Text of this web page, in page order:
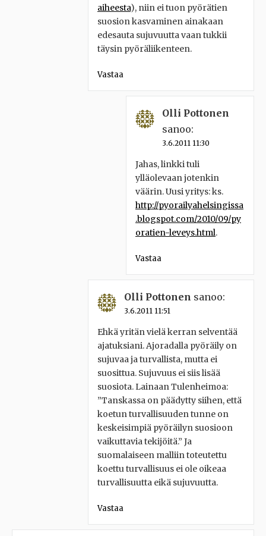
aiheesta), niin ei tuon pyörätien
suosion kasvaminen ainakaan
edesauta sujuvuutta vaan tukkii
täysin pyöräliikenteen.
Vastaa
Olli Pottonen
sanoo:
3.6.2011 11:30
Jahas, linkki tuli
ylläolevaan jotenkin
väärin. Uusi yritys: ks.
http://pyorailyahelsingissa
.blogspot.com/2010/09/py
oratien-leveys.html.
Vastaa
Olli Pottonen sanoo:
3.6.2011 11:51
Ehkä yritän vielä kerran selventää
ajatuksiani. Ajoradalla pyöräily on
sujuvaa ja turvallista, mutta ei
suosittua. Sujuvuus ei siis lisää
suosiota. Lainaan Tulenheimoa:
”Tanskassa on päädytty siihen, että
koetun turvallisuuden tunne on
keskeisimpiä pyöräilyn suosioon
vaikuttavia tekijöitä.” Ja
suomalaiseen malliin toteutettu
koettu turvallisuus ei ole oikeaa
turvallisuutta eikä sujuvuutta.
Vastaa